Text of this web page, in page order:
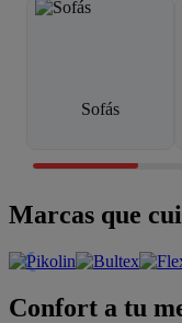
Sofás
Marcas que
Confort a tu